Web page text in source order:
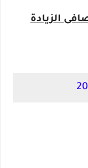
فى مرتبات ابريل 2022 صافى الزيادة